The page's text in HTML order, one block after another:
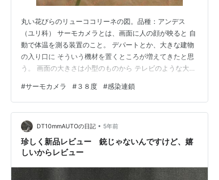
丸い花びらのリューココリーネの図。品種：アンデス
（ユリ科） サーモカメラとは、画面に人の顔が映ると 自
動で体温を測る装置のこと。 デパートとか、大きな建物
の入り口に そういう機材を置くところが増えてきたと思
う。 画面の大きさは小型のものから テレビのような大き
も３５℃台が表示される。 おでこにピ！とやる体温計だ
と、だいたい３６．１℃前後。 測るものによって少し異
なる。 で、先日、某デパートに行ったときに 入り口で自
分の後ろを、おじ（い）さんが歩いていて サーモ画面に
映るその人の顔を見るともなしに見ていたら、 その人の
観測された体温が３８度を超…
#サーモカメラ #３８度 #感染連鎖
DT10mmAUTOの日記 • 5年前
珍しく新品レビュー 銃じゃないんですけど、嬉
しいからレビュー